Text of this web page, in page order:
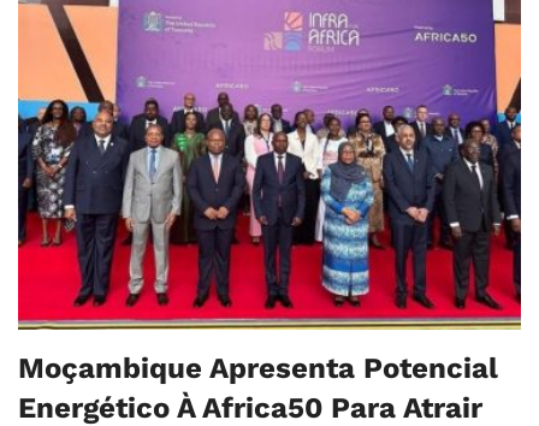
Moçambique Apresenta Potencial
Energético À Africa50 Para Atrair